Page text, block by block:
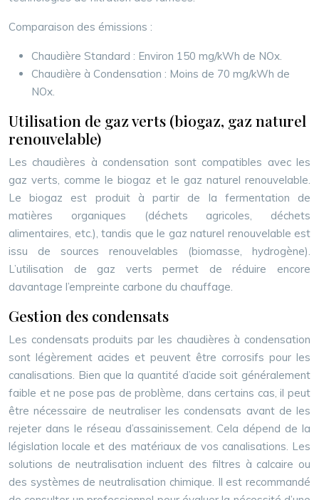
Comparaison des émissions :
Chaudière Standard : Environ 150 mg/kWh de NOx.
Chaudière à Condensation : Moins de 70 mg/kWh de
NOx.
Utilisation de gaz verts (biogaz, gaz naturel
renouvelable)
Les chaudières à condensation sont compatibles avec les
gaz verts, comme le biogaz et le gaz naturel renouvelable.
Le biogaz est produit à partir de la fermentation de
matières organiques (déchets agricoles, déchets
alimentaires, etc.), tandis que le gaz naturel renouvelable est
issu de sources renouvelables (biomasse, hydrogène).
L’utilisation de gaz verts permet de réduire encore
davantage l’empreinte carbone du chauffage.
Gestion des condensats
Les condensats produits par les chaudières à condensation
sont légèrement acides et peuvent être corrosifs pour les
canalisations. Bien que la quantité d’acide soit généralement
faible et ne pose pas de problème, dans certains cas, il peut
être nécessaire de neutraliser les condensats avant de les
rejeter dans le réseau d’assainissement. Cela dépend de la
législation locale et des matériaux de vos canalisations. Les
solutions de neutralisation incluent des filtres à calcaire ou
des systèmes de neutralisation chimique. Il est recommandé